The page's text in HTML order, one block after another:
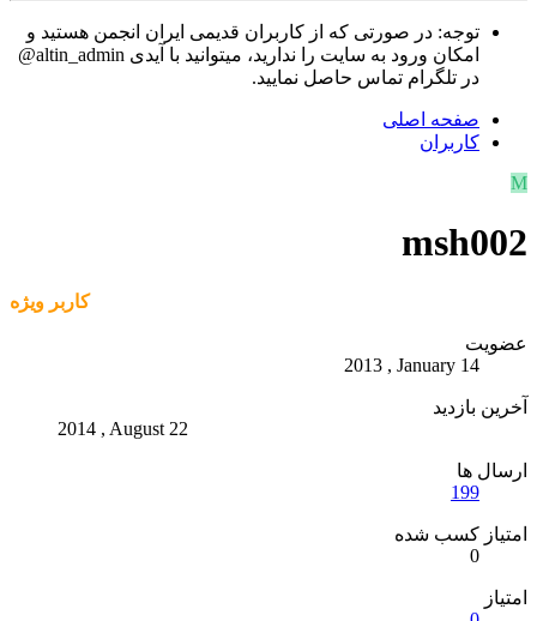
توجه: در صورتی که از کاربران قدیمی ایران انجمن هستید و
امکان ورود به سایت را ندارید، میتوانید با آیدی altin_admin@
در تلگرام تماس حاصل نمایید.
صفحه اصلی
کاربران
M
msh002
کاربر ويژه
عضویت
2013 , January 14
آخرین بازدید
2014 , August 22
ارسال ها
199
امتیاز کسب شده
0
امتیاز